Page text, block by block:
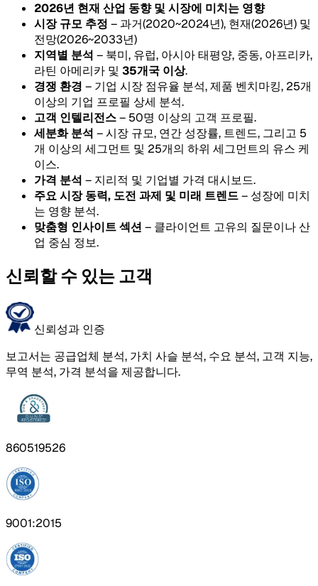
2026년 현재 산업 동향 및 시장에 미치는 영향
시장 규모 추정 – 과거(2020~2024년), 현재(2026년) 및
전망(2026~2033년)
지역별 분석 – 북미, 유럽, 아시아 태평양, 중동, 아프리카,
라틴 아메리카 및 35개국 이상.
경쟁 환경 – 기업 시장 점유율 분석, 제품 벤치마킹, 25개
이상의 기업 프로필 상세 분석.
고객 인텔리전스– 50명 이상의 고객 프로필.
세분화 분석 – 시장 규모, 연간 성장률, 트렌드, 그리고 5
개 이상의 세그먼트 및 25개의 하위 세그먼트의 유스 케
이스.
가격 분석 – 지리적 및 기업별 가격 대시보드.
주요 시장 동력, 도전 과제 및 미래 트렌드– 성장에 미치
는 영향 분석.
맞춤형 인사이트 섹션 – 클라이언트 고유의 질문이나 산
업 중심 정보.
신뢰할 수 있는 고객
신뢰성과 인증
보고서는 공급업체 분석, 가치 사슬 분석, 수요 분석, 고객 지능,
무역 분석, 가격 분석을 제공합니다.
860519526
9001:2015